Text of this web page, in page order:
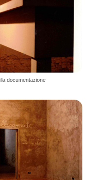
documentazione